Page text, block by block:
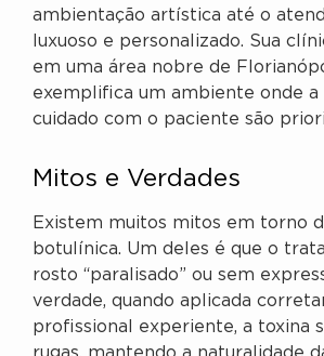
ambientação artística até o
luxuoso e personalizado. Sua
em uma área nobre de
exemplifica um ambiente onde a
cuidado com o paciente são
Mitos e Verdades
Existem muitos mitos em torno
botulínica. Um deles é que o
rosto “paralisado” ou sem
verdade, quando aplicada
profissional experiente, a toxina